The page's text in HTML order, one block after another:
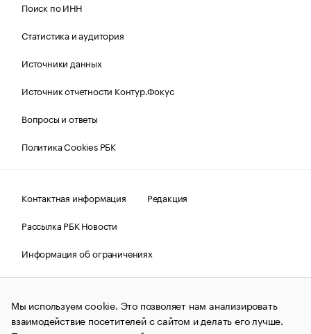
Поиск по ИНН
Статистика и аудитория
Источники данных
Источник отчетности Контур.Фокус
Вопросы и ответы
Политика Cookies РБК
Контактная информация
Редакция
Рассылка РБК Новости
Информация об ограничениях
Правовая информация
О соблюдении авторских прав
© АО «РОСБИЗНЕСКОНСАЛТИНГ»,1995–2026.Сообщения
и материалы информационного агентства «РБК»
(зарегистрировано Федеральной службой по надзору в сфере
Мы используем cookie. Это позволяет нам анализировать
взаимодействие посетителей с сайтом и делать его лучше.